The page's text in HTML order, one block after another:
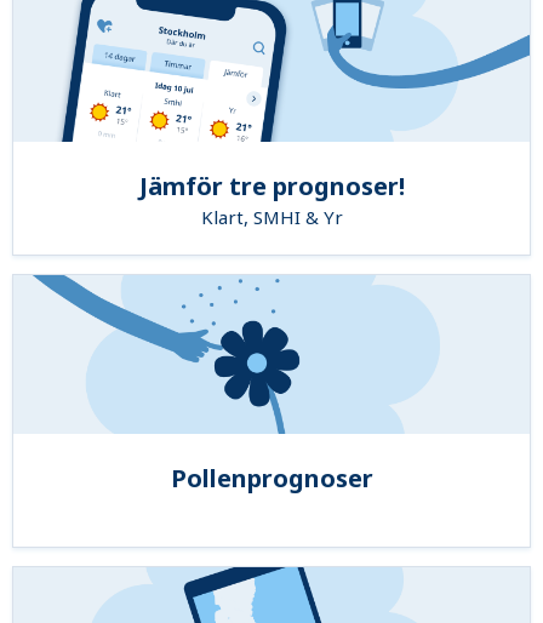
Jämför tre prognoser!
Klart, SMHI & Yr
Pollenprognoser